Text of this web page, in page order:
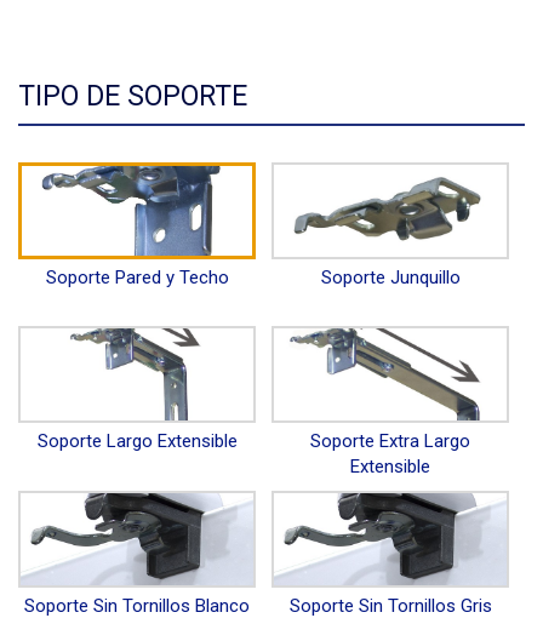
TIPO DE SOPORTE
Soporte Pared y Techo Soporte Junquillo
Soporte Largo Extensible
Soporte Extra Largo
Extensible
Soporte Sin Tornillos Blanco Soporte Sin Tornillos Gris